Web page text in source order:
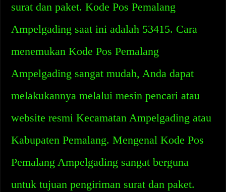
surat dan paket. Kode Pos Pemalang
Ampelgading saat ini adalah 53415. Cara
menemukan Kode Pos Pemalang
Ampelgading sangat mudah, Anda dapat
melakukannya melalui mesin pencari atau
website resmi Kecamatan Ampelgading atau
Kabupaten Pemalang. Mengenal Kode Pos
Pemalang Ampelgading sangat berguna
untuk tujuan pengiriman surat dan paket.